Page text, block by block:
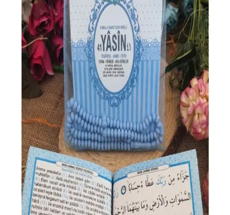
Kur'an-ı Kerim Bilgisayar Hatlı Rahle Boy ile Dini
İbadetlerinizi Kolaylaştırın
Türkçe içerikli, sesli ve taşınabilir Kur'an-ı Kerim rahle boyu, büyük
yazıları ve teknolojik özellikleriyle kullanıcıların ibadet ve eğitimini
kolaylaştırır.
Kapadokya Yayınları İngilizce Hikaye Kitabı Seti:
A1-A2-B1 Seviyelerinde Dil Öğrenme
Kapadokya Yayınları'nın A1, A2 ve B1 seviyelerinde hazırladığı
İngilizce hikaye kitabı seti, sesli dinleme desteği ve zengin
içerikleriyle dil öğrenimini kolaylaştırır ve kişisel gelişimi destekler.
Ayfa Basın Yayın Gökkuşağı Renkli Orta Boy Sesli
Kur'an-ı Kerim Özellikleri ve Kullanımı
Ayfa Basın Yayın'ın orta boy, gökkuşağı renkli ve sesli Kur'an-ı
Kerim'i, dayanıklı şamua kağıt, Diyanet onaylı Arapça metin ve
dijital sesli dinleme imkanıyla estetik ve fonksiyonelliği bir arada